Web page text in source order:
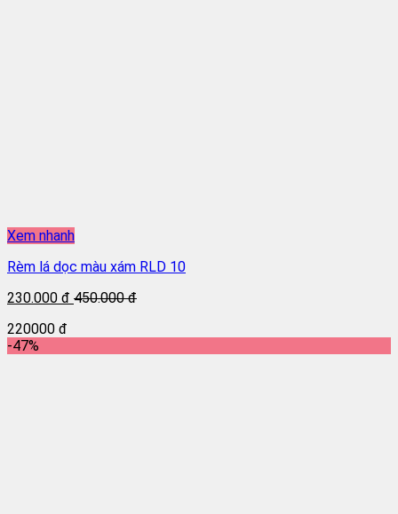
Xem nhanh
Rèm lá dọc màu xám RLD 10
230.000 đ 450.000 đ
220000 đ
-47%